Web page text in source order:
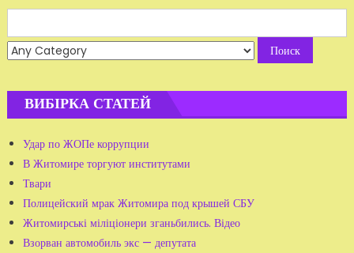
for:
ВИБІРКА СТАТЕЙ
Удар по ЖОПе коррупции
В Житомире торгуют институтами
Твари
Полицейский мрак Житомира под крышей СБУ
Житомирські міліціонери зганьбились. Відео
Взорван автомобиль экс — депутата